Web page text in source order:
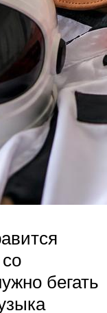
бегать